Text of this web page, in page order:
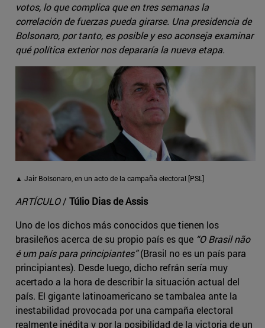
votos, lo que complica que en tres semanas la
correlación de fuerzas pueda girarse. Una presidencia de
Bolsonaro, por tanto, es posible y eso aconseja examinar
qué política exterior nos depararía la nueva etapa.
▲ Jair Bolsonaro, en un acto de la campaña electoral [PSL]
ARTÍCULO/ Túlio Dias de Assis
Uno de los dichos más conocidos que tienen los
brasileños acerca de su propio país es que “O Brasil não
é um país para principiantes”(Brasil no es un país para
principiantes). Desde luego, dicho refrán sería muy
acertado a la hora de describir la situación actual del
país. El gigante latinoamericano se tambalea ante la
inestabilidad provocada por una campaña electoral
realmente inédita y por la posibilidad de la victoria de un